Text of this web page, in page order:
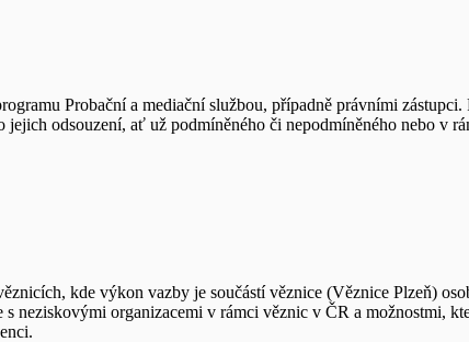
Probační a mediační službou, případně právními
odsouzení, ať už podmíněného či nepodmíněného nebo v
kde výkon vazby je součástí věznice (Věznice Plzeň)
organizacemi v rámci věznic v ČR a možnostmi,